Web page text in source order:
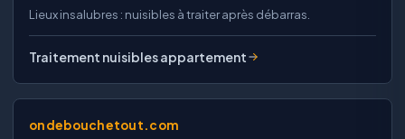
Lieux insalubres : nuisibles à traiter après débarras.
Traitement nuisibles appartement
ondebouchetout.com